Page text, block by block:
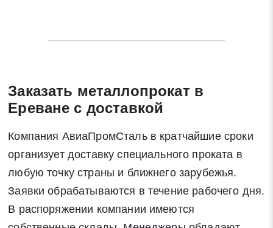
Заказать металлопрокат в
Ереване с доставкой
Компания АвиаПромСталь в кратчайшие сроки
организует доставку специального проката в
любую точку страны и ближнего зарубежья.
Заявки обрабатываются в течение рабочего дня.
В распоряжении компании имеются